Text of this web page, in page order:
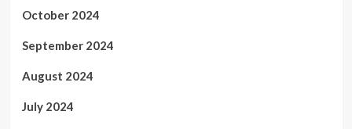
October 2024
September 2024
August 2024
July 2024